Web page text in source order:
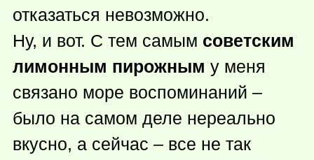
отказаться невозможно.
Ну, и вот. С тем самым советским
лимонным пирожным у меня
связано море воспоминаний –
было на самом деле нереально
вкусно, а сейчас – все не так